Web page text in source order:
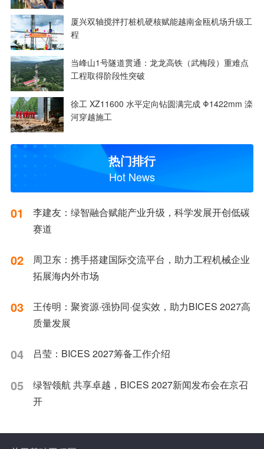
厦兴双轴搅拌打桩机硬核赋能越南金瓯机场升级工
程
当峰山1号隧道贯通：龙龙高铁（武梅段）重难点
工程取得阶段性突破
徐工 XZ11600 水平定向钻圆满完成 Φ1422mm 滦
河穿越施工
热门排行
Hot News
01
李建友：绿智融合赋能产业升级，科学发展开创低碳
赛道
02
周卫东：携手搭建国际交流平台，助力工程机械企业
拓展海内外市场
03
王传明：聚资源·强协同·促实效，助力BICES 2027高
质量发展
04 吕莹：BICES 2027筹备工作介绍
05
绿智领航 共享卓越，BICES 2027新闻发布会在京召
开